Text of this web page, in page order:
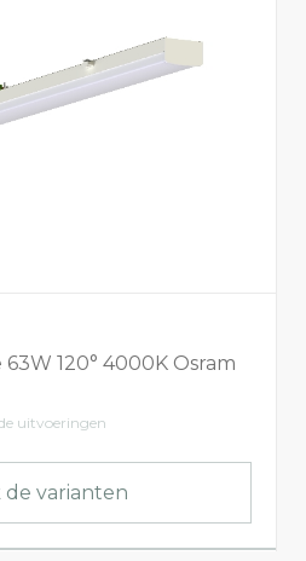
3000
120° 4000K Osram
uitvoeringen
de varianten